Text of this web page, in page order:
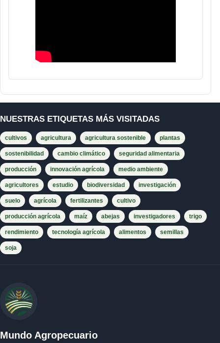
NUESTRAS ETIQUETAS MÁS VISITADAS
cultivos agricultura agricultura sostenible plantas
sostenibilidad cambio climático seguridad alimentaria
producción innovación agrícola medio ambiente
agricultores estudio biodiversidad investigación
suelo agrícola fertilizantes cultivo
producción agrícola maíz abejas investigadores trigo
rendimiento tecnología agrícola alimentos semillas
soja
Mundo Agropecuario